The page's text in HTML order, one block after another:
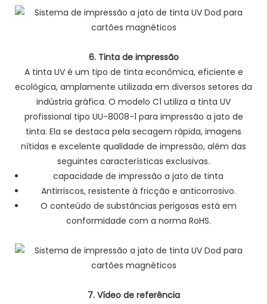
6. Tinta de impressão
A tinta UV é um tipo de tinta econômica, eficiente e
ecológica, amplamente utilizada em diversos setores da
indústria gráfica. O modelo C1 utiliza a tinta UV
profissional tipo UU-8008-1 para impressão a jato de
tinta. Ela se destaca pela secagem rápida, imagens
nítidas e excelente qualidade de impressão, além das
seguintes características exclusivas.
capacidade de impressão a jato de tinta
Antirriscos, resistente à fricção e anticorrosivo.
O conteúdo de substâncias perigosas está em
conformidade com a norma RoHS.
7. Vídeo de referência